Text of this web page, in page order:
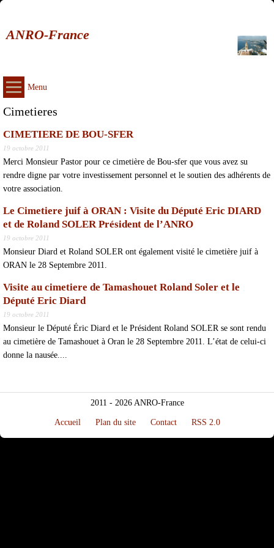
ANRO-France
Menu
Cimetieres
CIMETIERE DE BOU-SFER
19 octobre 2011
Merci Monsieur Pastor pour ce cimetière de Bou-sfer que vous avez su
rendre digne par votre investissement personnel et le soutien des adhérents de
votre association.
Le Cimetiere juif à ORAN : Visite du Député Eric DIARD
et de Roland SOLER Président de l’ANRO
19 octobre 2011
Monsieur Diard et Roland SOLER ont également visité le cimetière juif à
ORAN le 28 Septembre 2011.
Visite au cimetiere de Tamashouet Roland Soler et le
Député Eric Diard
19 octobre 2011
Monsieur le Député Éric Diard et le Président Roland SOLER se sont rendu
au cimetière de Tamashouet à Oran le 28 Septembre 2011. L’état de celui-ci
donne la nausée....
2011 - 2026 ANRO-France
Accueil
Plan du site Contact RSS 2.0